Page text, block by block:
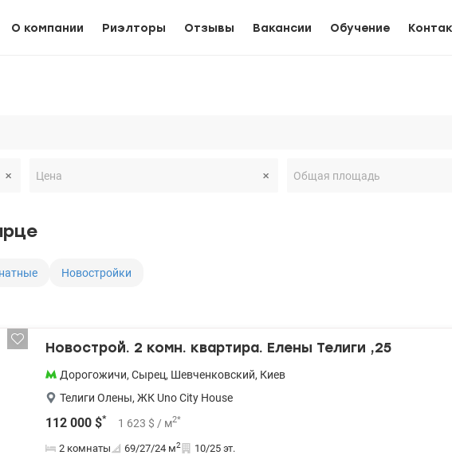
О компании Риэлторы Отзывы Вакансии Обучение
Новостройки
Новострой. 2 комн. квартира. Елены Телиги ,25
Дорогожичи, Сырец, Шевченковский, Киев
Телиги Олены, ЖК Uno City House
112 000 $* 1 623 $ / м2*
2 комнаты 69/27/24 м2 10/25 эт.